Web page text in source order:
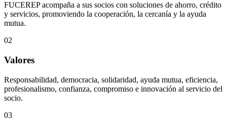
FUCEREP acompaña a sus socios con soluciones de ahorro, crédito
y servicios, promoviendo la cooperación, la cercanía y la ayuda
mutua.
02
Valores
Responsabilidad, democracia, solidaridad, ayuda mutua, eficiencia,
profesionalismo, confianza, compromiso e innovación al servicio del
socio.
03